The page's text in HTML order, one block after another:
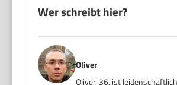
Wer schreibt hier?
Oliver
Oliver, 36, ist